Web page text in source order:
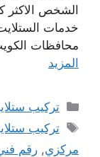
الشخص الاكثر
خدمات
محافظات
المزيد
التصنيفات
تركيب
الوسوم
تركيب
مركزي, رقم